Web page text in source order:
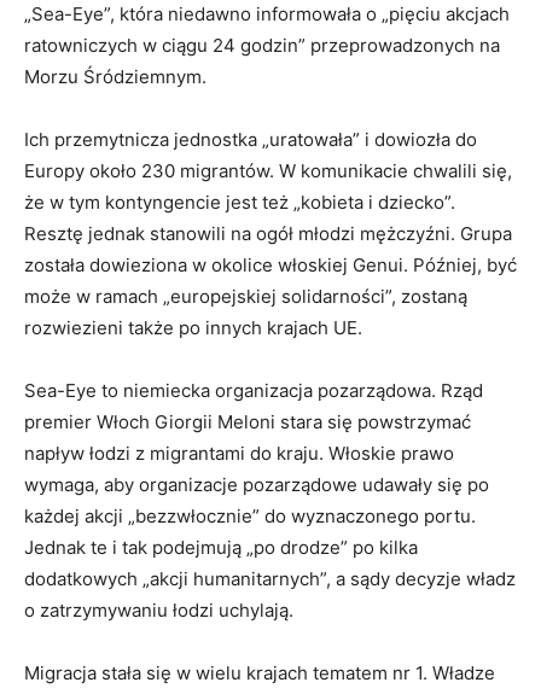
„Sea-Eye”, która niedawno informowała o „pięciu akcjach
ratowniczych w ciągu 24 godzin” przeprowadzonych na
Morzu Śródziemnym.
Ich przemytnicza jednostka „uratowała” i dowiozła do
Europy około 230 migrantów. W komunikacie chwalili się,
że w tym kontyngencie jest też „kobieta i dziecko”.
Resztę jednak stanowili na ogół młodzi mężczyźni. Grupa
została dowieziona w okolice włoskiej Genui. Później, być
może w ramach „europejskiej solidarności”, zostaną
rozwiezieni także po innych krajach UE.
Sea-Eye to niemiecka organizacja pozarządowa. Rząd
premier Włoch Giorgii Meloni stara się powstrzymać
napływ łodzi z migrantami do kraju. Włoskie prawo
wymaga, aby organizacje pozarządowe udawały się po
każdej akcji „bezzwłocznie” do wyznaczonego portu.
Jednak te i tak podejmują „po drodze” po kilka
dodatkowych „akcji humanitarnych”, a sądy decyzje władz
o zatrzymywaniu łodzi uchylają.
Migracja stała się w wielu krajach tematem nr 1. Władze